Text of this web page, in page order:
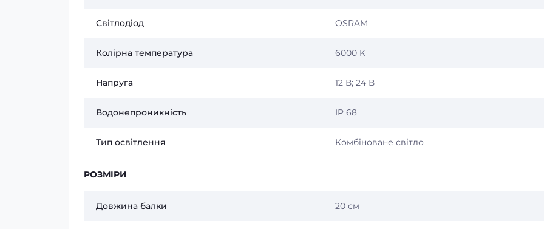
Світлодіод OSRAM
Колірна температура 6000 K
Напруга 12 В; 24 В
Водонепроникність IP 68
Тип освітлення Комбіноване світло
РОЗМІРИ
Довжина балки 20 см